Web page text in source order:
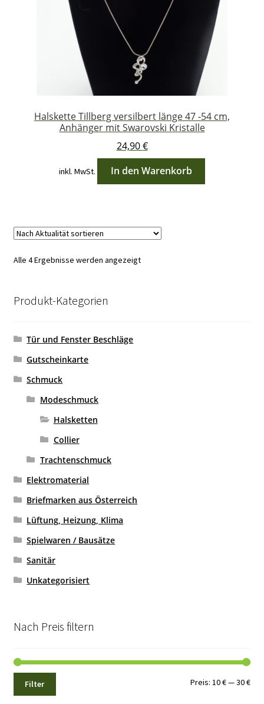
Halskette Tillberg versilbert länge 47 -54 cm,
Anhänger mit Swarovski Kristalle
24,90€
inkl. MwSt. In den Warenkorb
Alle 4 Ergebnisse werden angezeigtNach
Produkt-Kategorien
Tür und Fenster Beschläge
Gutscheinkarte
Schmuck
Modeschmuck
Halsketten
Collier
Trachtenschmuck
Elektromaterial
Briefmarken aus Österreich
Lüftung, Heizung, Klima
Spielwaren / Bausätze
Sanitär
Unkategorisiert
Nach Preis filtern
Min.
Filter Preis:10 €—30 €